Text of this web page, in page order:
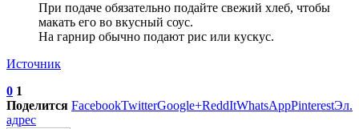
При подаче обязательно подайте свежий хлеб, чтобы
макать его во вкусный соус.
На гарнир обычно подают рис или кускус.
Источник
0 1
Поделится FacebookTwitterGoogle+ReddItWhatsAppPinterestЭл.
адрес